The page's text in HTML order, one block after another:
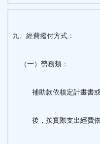
九、經費撥付方式：
（一）勞務類：
補助款依核定計畫書或
後，按實際支出經費依